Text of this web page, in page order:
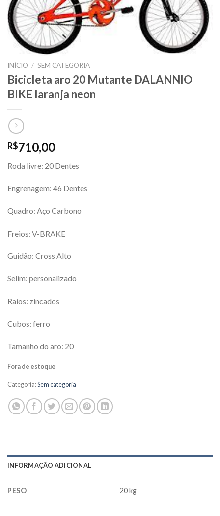
INÍCIO / SEM CATEGORIA
Bicicleta aro 20 Mutante DALANNIO
BIKE laranja neon
R$710,00
Roda livre: 20 Dentes
Engrenagem: 46 Dentes
Quadro: Aço Carbono
Freios: V-BRAKE
Guidão: Cross Alto
Selim: personalizado
Raios: zincados
Cubos: ferro
Tamanho do aro: 20
Fora de estoque
Categoria:Sem categoria
INFORMAÇÃO ADICIONAL
PESO 20 kg